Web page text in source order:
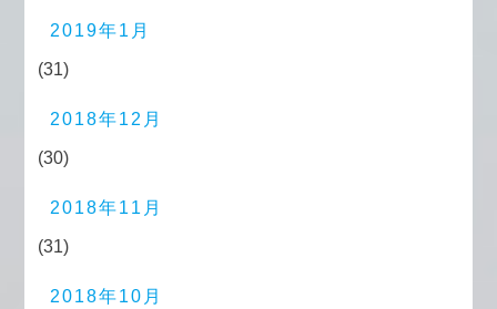
2019年1月
(31)
2018年12月
(30)
2018年11月
(31)
2018年10月